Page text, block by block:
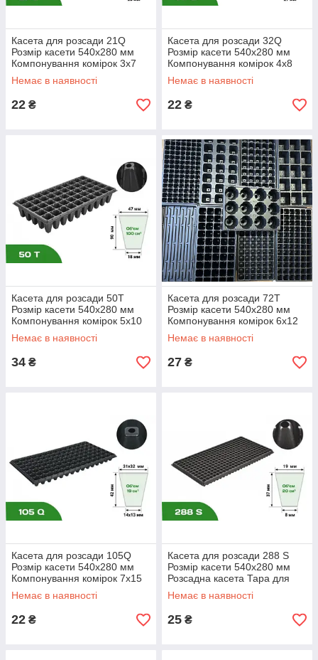
р
ня
К
ап
та
се
р
е
ня
К
ап
та
Касета для розсади 21Q
Розмір касети 540х280 мм
Компонування комірок 3х7
Пластикові лотки для розсади
Тара для розсади
Немає в наявності
22 ₴
Касета для розсади 32Q
Розмір касети 540х280 мм
Компонування комірок 4х8
Комірки для розсади касети
Розсадна касета
Немає в наявності
22 ₴
Касета для розсади 50Т
Розмір касети 540х280 мм
Компонування комірок 5х10
Садові касети Зручна касета
для розсади
Немає в наявності
34 ₴
Касета для розсади 72T
Розмір касети 540х280 мм
Компонування комірок 6х12
Контейнер для
пророщування насіння
Немає в наявності
27 ₴
Касета для розсади 105Q
Розмір касети 540х280 мм
Компонування комірок 7х15
Пластикова тара для розсади
Немає в наявності
22 ₴
Касета для розсади 288 S
Розмір касети 540х280 мм
Розсадна касета Тара для
розсади
Немає в наявності
25 ₴